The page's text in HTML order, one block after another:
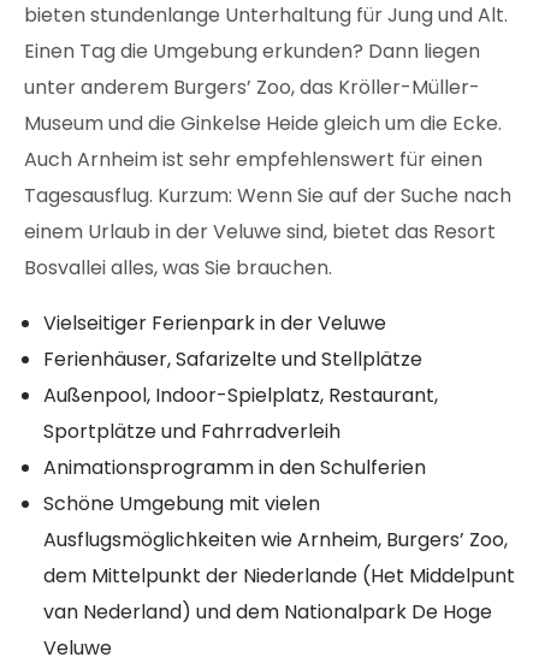
bieten stundenlange Unterhaltung für Jung und Alt.
Einen Tag die Umgebung erkunden? Dann liegen
unter anderem Burgers’ Zoo, das Kröller-Müller-
Museum und die Ginkelse Heide gleich um die Ecke.
Auch Arnheim ist sehr empfehlenswert für einen
Tagesausflug. Kurzum: Wenn Sie auf der Suche nach
einem Urlaub in der Veluwe sind, bietet das Resort
Bosvallei alles, was Sie brauchen.
Vielseitiger Ferienpark in der Veluwe
Ferienhäuser, Safarizelte und Stellplätze
Außenpool, Indoor-Spielplatz, Restaurant,
Sportplätze und Fahrradverleih
Animationsprogramm in den Schulferien
Schöne Umgebung mit vielen
Ausflugsmöglichkeiten wie Arnheim, Burgers’ Zoo,
dem Mittelpunkt der Niederlande (Het Middelpunt
van Nederland) und dem Nationalpark De Hoge
Veluwe